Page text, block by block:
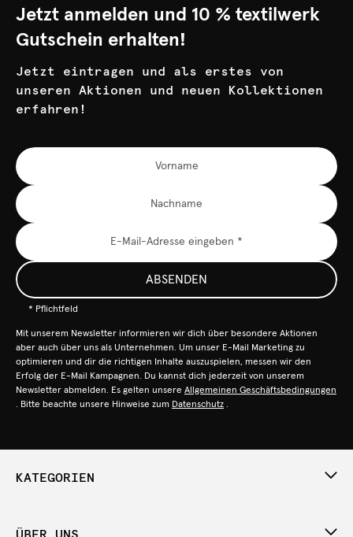
Jetzt anmelden und 10 % textilwerk
Gutschein erhalten!
Jetzt eintragen und als erstes von
unseren Aktionen und neuen Kollektionen
erfahren!
ABSENDEN
* Pflichtfeld
Mit unserem Newsletter informieren wir dich über besondere Aktionen
aber auch über uns als Unternehmen. Um unser E-Mail Marketing zu
optimieren und dir die richtigen Inhalte auszuspielen, messen wir den
Erfolg der E-Mail Kampagnen. Du kannst dich jederzeit von unserem
Newsletter abmelden. Es gelten unsere Allgemeinen Geschäftsbedingungen
. Bitte beachte unsere Hinweise zum Datenschutz .
KATEGORIEN